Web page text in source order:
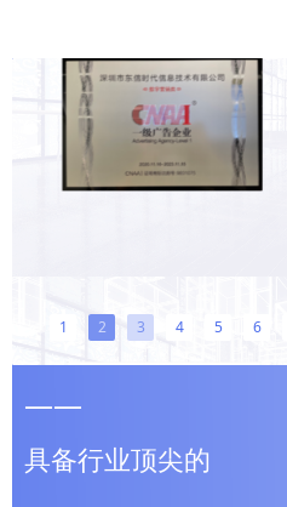
——
具备行业顶尖的
1 2 3 4 5 6